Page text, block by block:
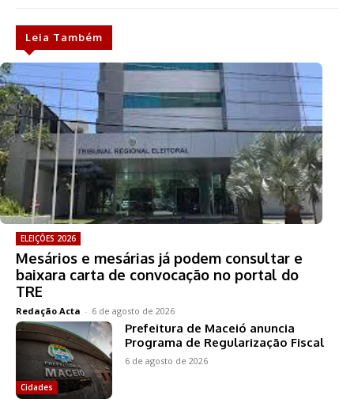
Leia Também
ELEIÇÕES 2026
Mesários e mesárias já podem consultar e
baixara carta de convocação no portal do
TRE
Redação Acta - 6 de agosto de 2026
Cidades
Prefeitura de Maceió anuncia
Programa de Regularização Fiscal
6 de agosto de 2026